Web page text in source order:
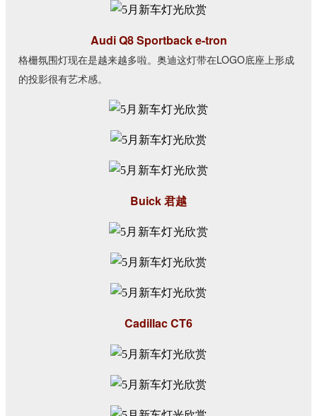
Audi Q8 Sportback e-tron
格栅氛围灯现在是越来越多啦。奥迪这灯带在LOGO底座上形成
的投影很有艺术感。
Buick 君越
Cadillac CT6